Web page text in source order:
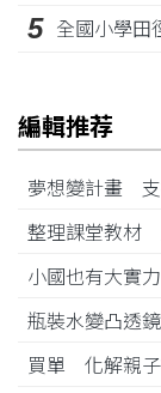
5 全國小學
編輯推荐
夢想變計畫
整理課堂教材
小國也有大實
瓶裝水變凸透
買單 化解親